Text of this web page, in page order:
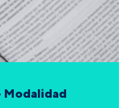
Modalidad